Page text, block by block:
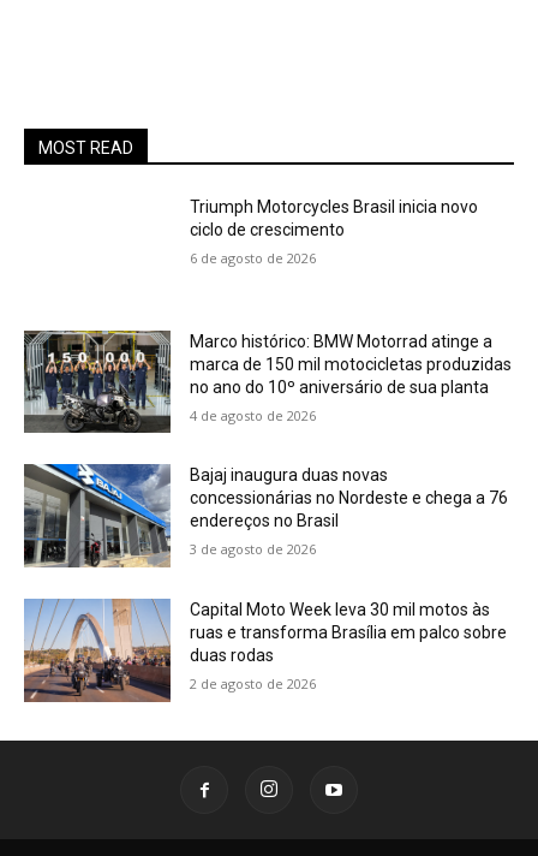
MOST READ
Triumph Motorcycles Brasil inicia novo
ciclo de crescimento
6 de agosto de 2026
Marco histórico: BMW Motorrad atinge a
marca de 150 mil motocicletas produzidas
no ano do 10º aniversário de sua planta
4 de agosto de 2026
Bajaj inaugura duas novas
concessionárias no Nordeste e chega a 76
endereços no Brasil
3 de agosto de 2026
Capital Moto Week leva 30 mil motos às
ruas e transforma Brasília em palco sobre
duas rodas
2 de agosto de 2026